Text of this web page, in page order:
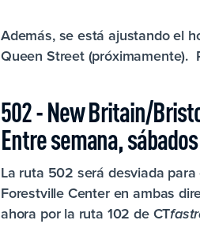
Además, se está ajustando el
Queen Street (próximamente).
502 - New Britain/
Entre semana,
La ruta 502 será desviada
Forestville Center en ambas
ahora por la ruta 102 de CT